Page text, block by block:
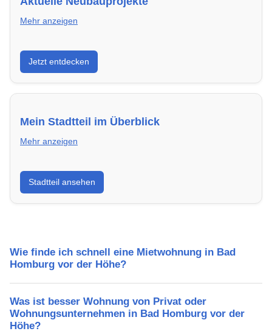
Mehr anzeigen
Entdecke Neubauprojekte in Bad Homburg vor der
Höhe – modern, energieeffizient und sofort
bezugsfertig.
Jetzt entdecken
Mein Stadtteil im Überblick
Mehr anzeigen
Erfahre mehr über deinen Stadtteil in Bad Homburg
vor der Höhe: Lebensqualität, Verkehrsanbindung,
Stadtteil ansehen
Wie finde ich schnell eine Mietwohnung in Bad
Homburg vor der Höhe?
Was ist besser Wohnung von Privat oder
Wohnungsunternehmen in Bad Homburg vor der
Höhe?